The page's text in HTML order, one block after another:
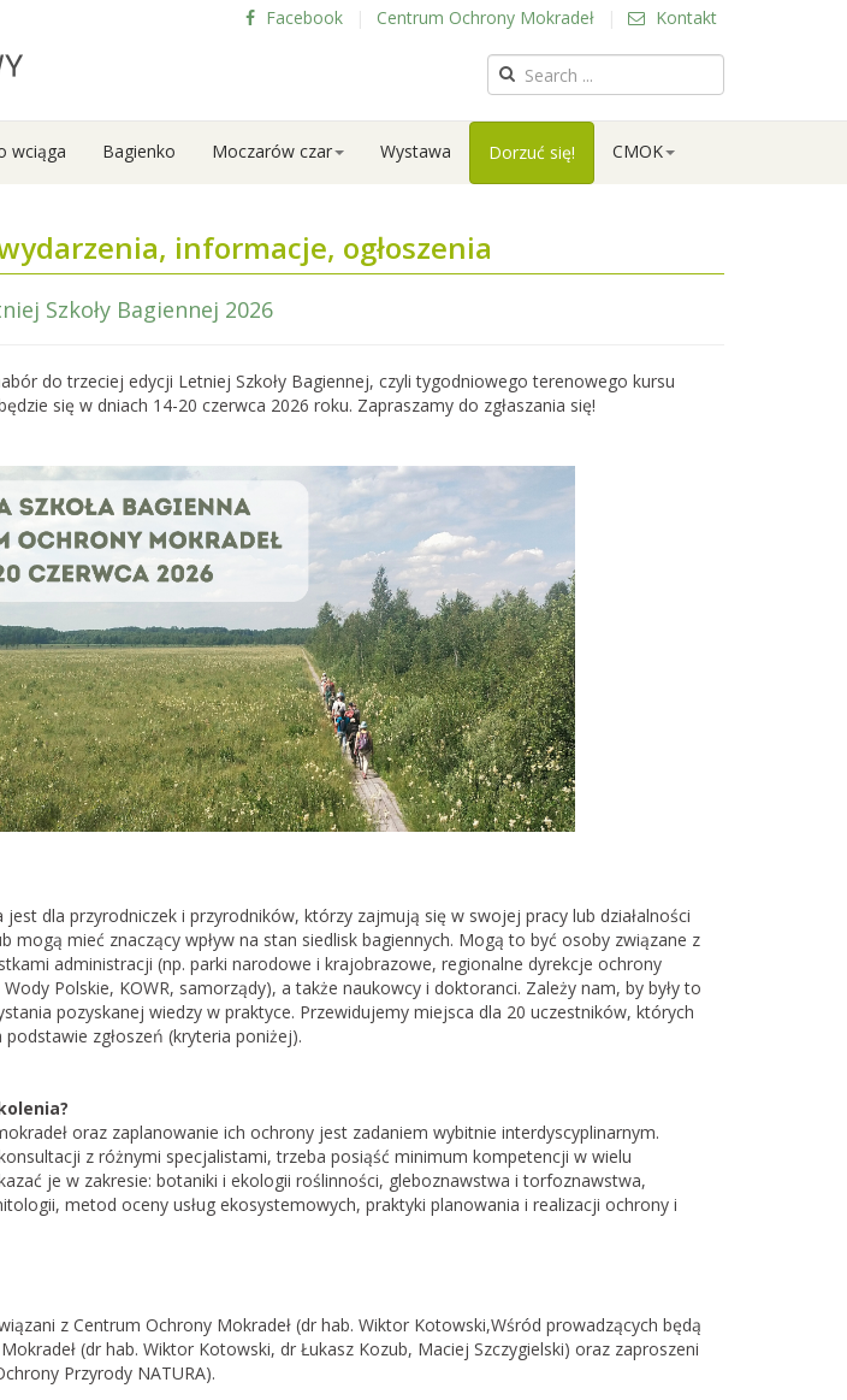
Facebook | Centrum Ochrony Mokradeł | Kontakt
wciąga Bagienko Moczarów czar Wystawa Dorzuć się! CMOK
informacje, ogłoszenia
Szkoły Bagiennej 2026
do trzeciej edycji Letniej Szkoły Bagiennej, czyli tygodniowego terenowego kursu
się w dniach 14-20 czerwca 2026 roku. Zapraszamy do zgłaszania się!
jest dla przyrodniczek i przyrodników, którzy zajmują się w swojej pracy lub działalności
mogą mieć znaczący wpływ na stan siedlisk bagiennych. Mogą to być osoby związane z
administracji (np. parki narodowe i krajobrazowe, regionalne dyrekcje ochrony
Polskie, KOWR, samorządy), a także naukowcy i doktoranci. Zależy nam, by były to
pozyskanej wiedzy w praktyce. Przewidujemy miejsca dla 20 uczestników, których
zgłoszeń (kryteria poniżej).
oraz zaplanowanie ich ochrony jest zadaniem wybitnie interdyscyplinarnym.
z różnymi specjalistami, trzeba posiąść minimum kompetencji w wielu
je w zakresie: botaniki i ekologii roślinności, gleboznawstwa i torfoznawstwa,
metod oceny usług ekosystemowych, praktyki planowania i realizacji ochrony i
z Centrum Ochrony Mokradeł (dr hab. Wiktor Kotowski,Wśród prowadzących będą
(dr hab. Wiktor Kotowski, dr Łukasz Kozub, Maciej Szczygielski) oraz zaproszeni
Przyrody NATURA).